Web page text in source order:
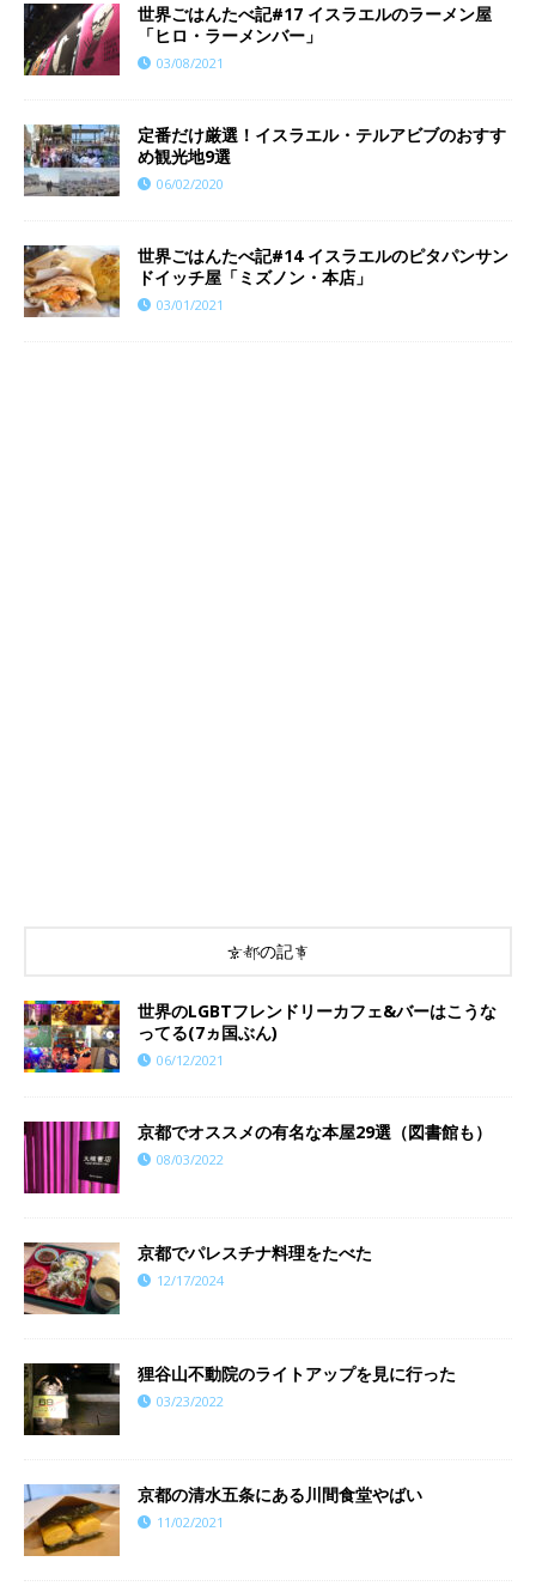
世界ごはんたべ記#17 イスラエルのラーメン屋
「ヒロ・ラーメンバー」
03/08/2021
定番だけ厳選！イスラエル・テルアビブのおすす
め観光地9選
06/02/2020
世界ごはんたべ記#14 イスラエルのピタパンサン
ドイッチ屋「ミズノン・本店」
03/01/2021
京都の記事
世界のLGBTフレンドリーカフェ&バーはこうな
ってる(7ヵ国ぶん)
06/12/2021
京都でオススメの有名な本屋29選（図書館も）
08/03/2022
京都でパレスチナ料理をたべた
12/17/2024
狸谷山不動院のライトアップを見に行った
03/23/2022
京都の清水五条にある川間食堂やばい
11/02/2021